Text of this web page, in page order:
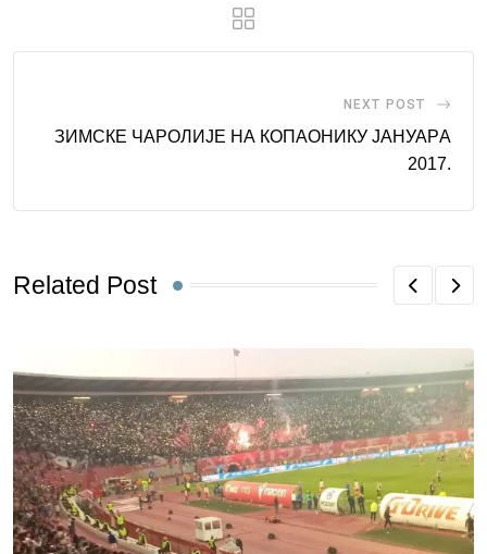
NEXT POST
ЗИМСКЕ ЧАРОЛИЈЕ НА КОПАОНИКУ ЈАНУАРA
2017.
Related Post